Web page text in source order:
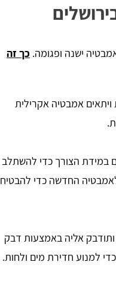
ישנה ופגומה. כך זה
אמבטיה אקרילית
במידת הצורך כדי להשתלב
החדשה כדי להבטיח
אליה באמצעות דבק
למנוע חדירת מים ולחות.